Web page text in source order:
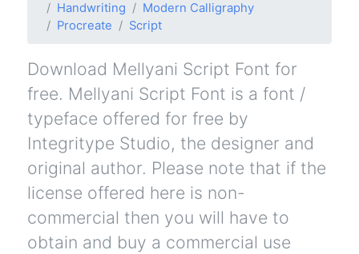
Handwriting
Modern Calligraphy
Procreate
Script
Download Mellyani Script Font for
free. Mellyani Script Font is a font /
typeface offered for free by
Integritype Studio, the designer and
original author. Please note that if the
license offered here is non-
commercial then you will have to
obtain and buy a commercial use